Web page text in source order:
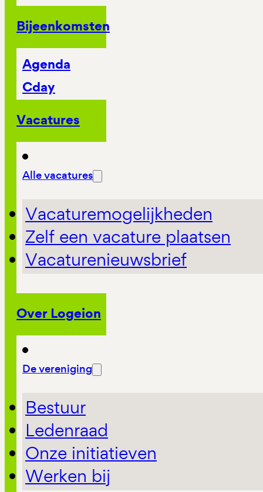
Bijeenkomsten
Agenda
Cday
Vacatures
Alle vacatures
Vacaturemogelijkheden
Zelf een vacature plaatsen
Vacaturenieuwsbrief
Over Logeion
De vereniging
Bestuur
Ledenraad
Onze initiatieven
Werken bij